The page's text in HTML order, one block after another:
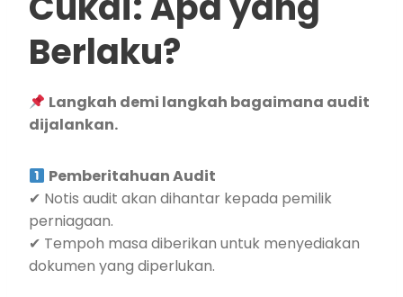
Berlaku?
Langkah demi langkah bagaimana audit
dijalankan.
Pemberitahuan Audit
✔ Notis audit akan dihantar kepada pemilik
perniagaan.
✔ Tempoh masa diberikan untuk menyediakan
dokumen yang diperlukan.